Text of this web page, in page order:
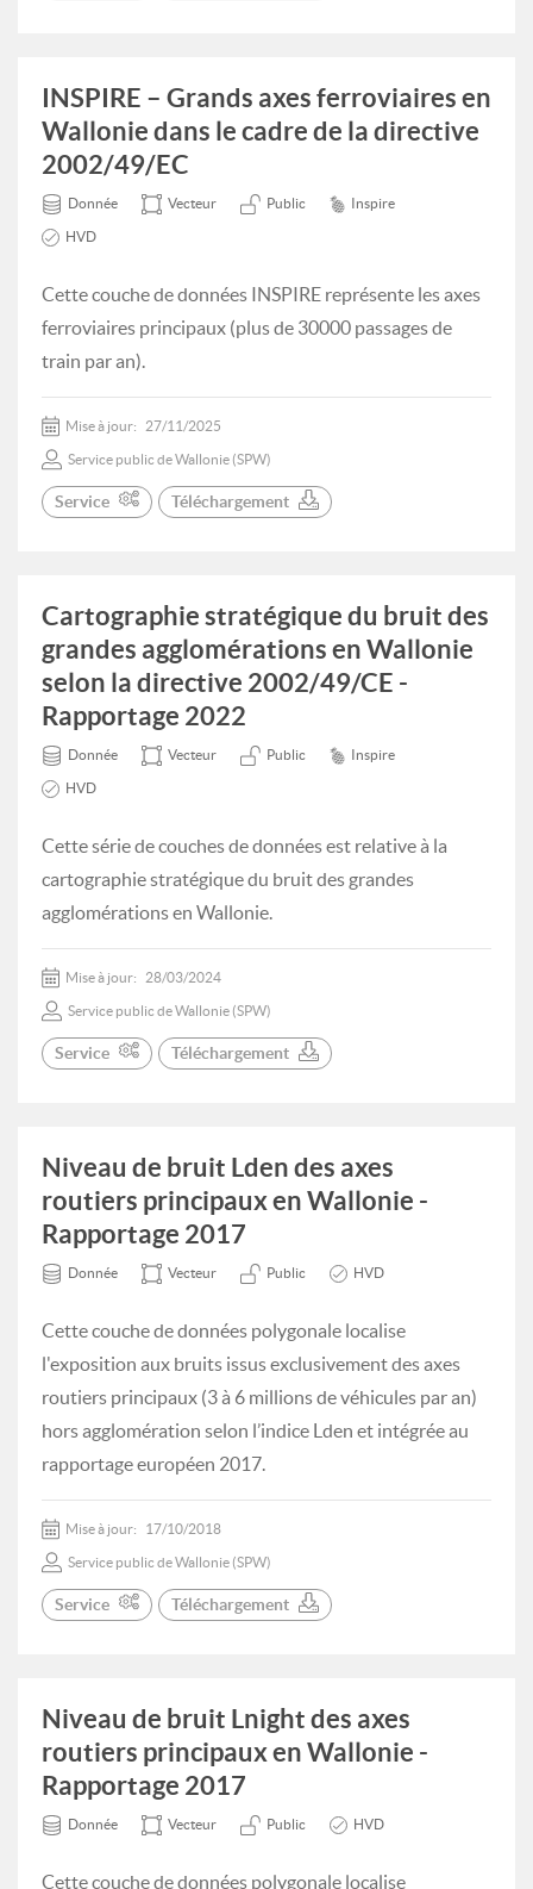
INSPIRE – Grands axes ferroviaires en
Wallonie dans le cadre de la directive
2002/49/EC
Donnée Vecteur Public Inspire
HVD
Cette couche de données INSPIRE représente les axes
ferroviaires principaux (plus de 30000 passages de
train par an).
Mise à jour: 27/11/2025
Service public de Wallonie (SPW)
Service Téléchargement
Cartographie stratégique du bruit des
grandes agglomérations en Wallonie
selon la directive 2002/49/CE -
Rapportage 2022
Donnée Vecteur Public Inspire
HVD
Cette série de couches de données est relative à la
cartographie stratégique du bruit des grandes
agglomérations en Wallonie.
Mise à jour: 28/03/2024
Service public de Wallonie (SPW)
Service Téléchargement
Niveau de bruit Lden des axes
routiers principaux en Wallonie -
Rapportage 2017
Donnée Vecteur Public HVD
Cette couche de données polygonale localise
l'exposition aux bruits issus exclusivement des axes
routiers principaux (3 à 6 millions de véhicules par an)
hors agglomération selon l’indice Lden et intégrée au
rapportage européen 2017.
Mise à jour: 17/10/2018
Service public de Wallonie (SPW)
Service Téléchargement
Niveau de bruit Lnight des axes
routiers principaux en Wallonie -
Rapportage 2017
Donnée Vecteur Public HVD
Cette couche de données polygonale localise